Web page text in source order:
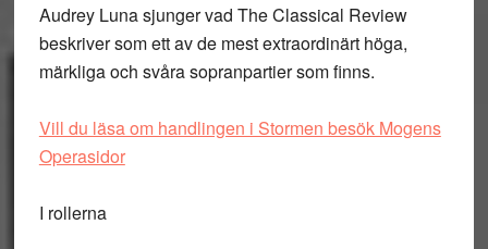
Audrey Luna sjunger vad The Classical Review
beskriver som ett av de mest extraordinärt höga,
märkliga och svåra sopranpartier som finns.
Vill du läsa om handlingen i Stormen besök Mogens
Operasidor
I rollerna